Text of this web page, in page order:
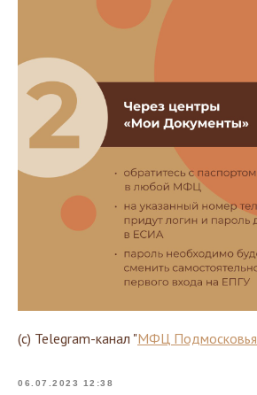
(с) Telegram-канал "МФЦ Подмосковья
06.07.2023 12:38